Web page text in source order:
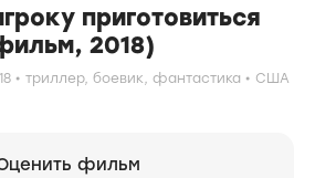
приготовиться
2018)
триллер, боевик, фантастика США
фильм